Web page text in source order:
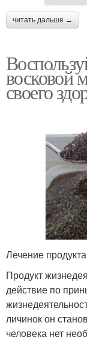
читать дальше →
восковой
своего
Лечение
Продукт
действие по
личинок он
человека нет